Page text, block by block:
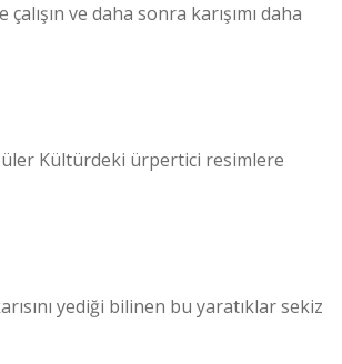
ve daha sonra karışımı daha
Kültürdeki ürpertici resimlere
yediği bilinen bu yaratıklar sekiz